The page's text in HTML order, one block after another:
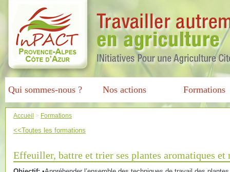
Qui sommes-nous ? Nos actions Formations
Accueil > Formations
<<Toutes les formations
Effeuiller, battre et trier ses plantes aromatiques et